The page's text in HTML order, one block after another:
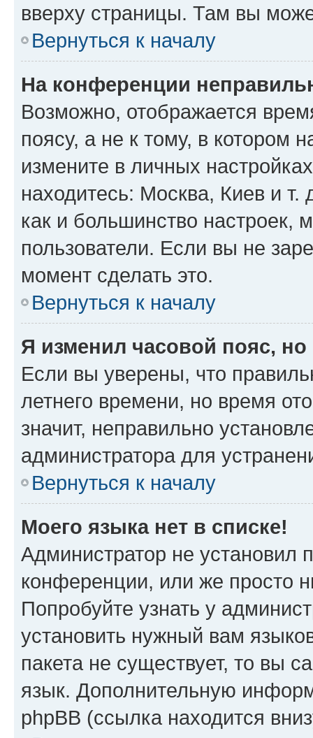
вверху страницы. Там вы
Вернуться к началу
На конференции
Возможно, отображается
поясу, а не к тому, в котором
измените в личных
находитесь: Москва, Киев и т.
как и большинство настроек,
пользователи. Если вы не
момент сделать это.
Вернуться к началу
Я изменил часовой пояс,
Если вы уверены, что
летнего времени, но время
значит, неправильно
администратора для
Вернуться к началу
Моего языка нет в списке!
Администратор не установил
конференции, или же просто
Попробуйте узнать у
установить нужный вам
пакета не существует, то вы
язык. Дополнительную
phpBB (ссылка находится